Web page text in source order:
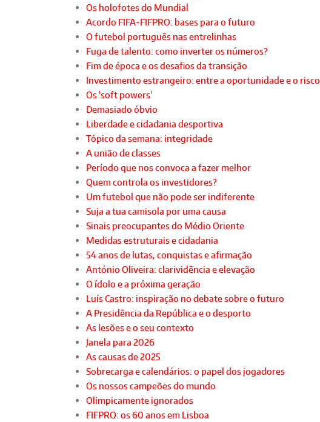
Os holofotes do Mundial
Acordo FIFA-FIFPRO: bases para o futuro
O futebol português nas entrelinhas
Fuga de talento: como inverter os números?
Fim de época e os desafios da transição
Investimento estrangeiro: entre a oportunidade e o risco
Os 'soft powers'
Demasiado óbvio
Liberdade e cidadania desportiva
Tópico da semana: integridade
A união de classes
Período que nos convoca a fazer melhor
Quem controla os investidores?
Um futebol que não pode ser indiferente
Suja a tua camisola por uma causa
Sinais preocupantes do Médio Oriente
Medidas estruturais e cidadania
54 anos de lutas, conquistas e afirmação
António Oliveira: clarividência e elevação
O ídolo e a próxima geração
Luís Castro: inspiração no debate sobre o futuro
A Presidência da República e o desporto
As lesões e o seu contexto
Janela para 2026
As causas de 2025
Sobrecarga e calendários: o papel dos jogadores
Os nossos campeões do mundo
Olimpicamente ignorados
FIFPRO: os 60 anos em Lisboa